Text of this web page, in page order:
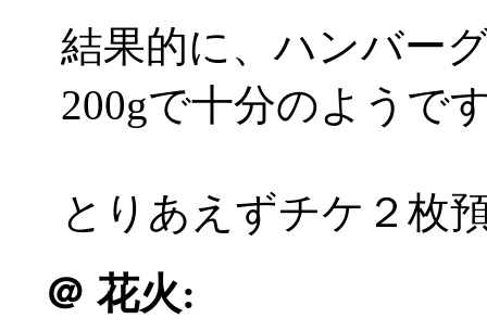
結果的に、ハンバー
200gで十分のようで
とりあえずチケ２枚
＠ 花火: